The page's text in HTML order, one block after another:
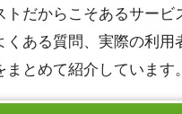
だからこそあるサービ
ある質問、実際の利用
とめて紹介しています。